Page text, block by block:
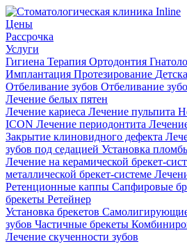
Цены
Рассрочка
Услуги
Гигиена Терапия Ортодонтия
Имплантация Протезирование
Отбеливание зубов Отбеливание
Лечение белых пятен
Лечение кариеса Лечение пульпита
ICON Лечение периодонтита
Закрытие клиновидного дефекта
зубов под седацией Установка
Лечение на керамической брекет-
металлической брекет-системе
Ретенционные каппы Сапфировые
брекеты Ретейнер
Установка брекетов
зубов Частичные брекеты
Лечение скученности зубов